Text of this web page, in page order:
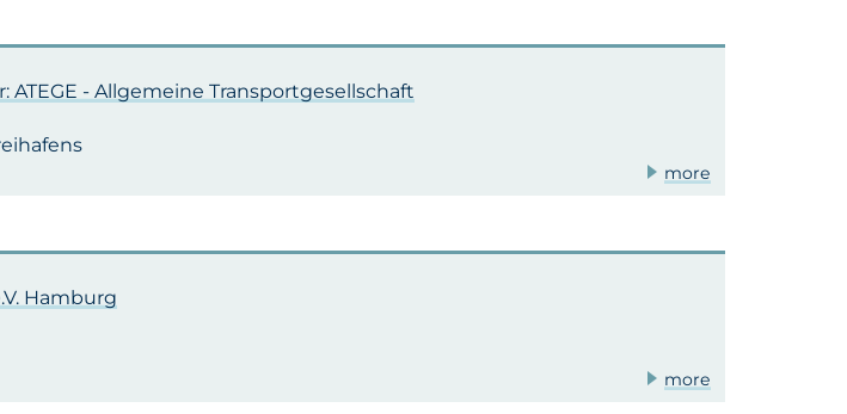
ATEGE - Allgemeine Transportgesellschaft
more
Hamburg
more